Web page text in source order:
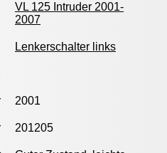
VL 125 Intruder 2001-
2007
Lenkerschalter links
2001
201205